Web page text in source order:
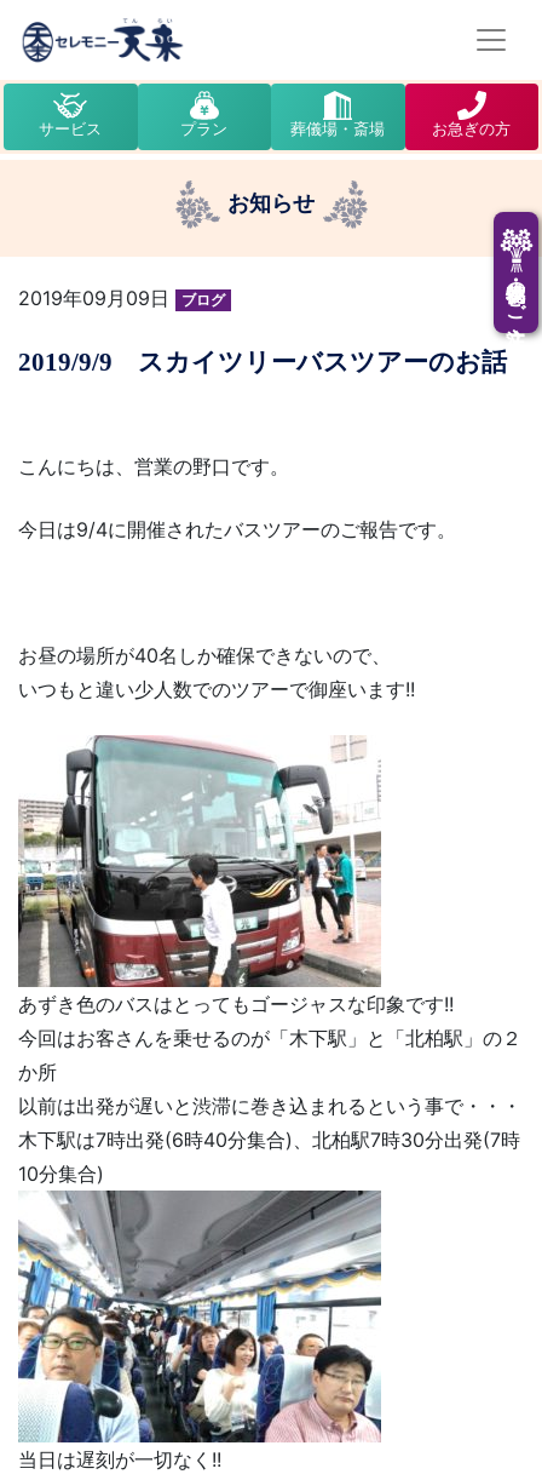
供花・供物のご注文
サービス プラン 葬儀場・斎場 お急ぎの方
お知らせ
2019年09月09日 ブログ
2019/9/9 スカイツリーバスツアーのお話
こんにちは、営業の野口です。
今日は9/4に開催されたバスツアーのご報告です。
お昼の場所が40名しか確保できないので、
いつもと違い少人数でのツアーで御座います!!
あずき色のバスはとってもゴージャスな印象です!!
今回はお客さんを乗せるのが「木下駅」と「北柏駅」の２
か所
以前は出発が遅いと渋滞に巻き込まれるという事で・・・
木下駅は7時出発(6時40分集合)、北柏駅7時30分出発(7時
10分集合)
当日は遅刻が一切なく!!